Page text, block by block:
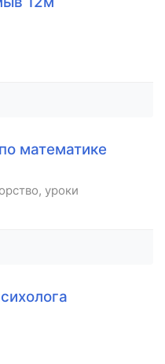
математике
уроки